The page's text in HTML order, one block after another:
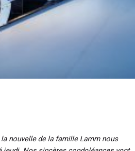
nouvelle de la famille Lamm nous